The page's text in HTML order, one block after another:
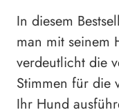
In diesem
man mit seinem
verdeutlicht die
Stimmen für die
Ihr Hund